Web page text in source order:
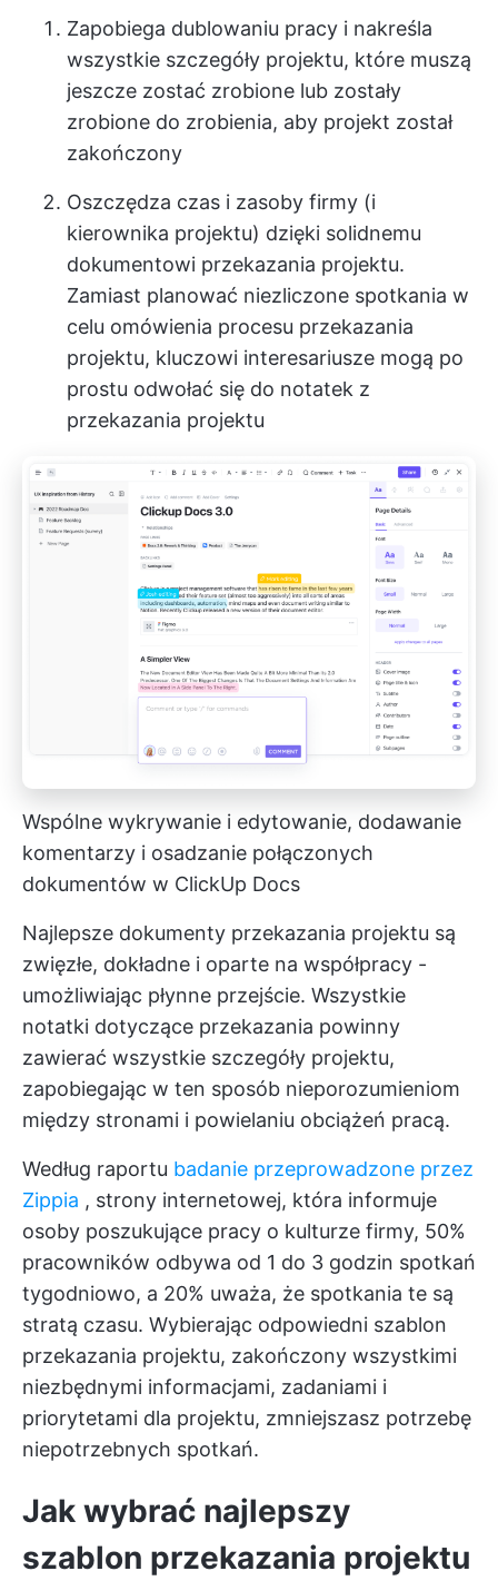
Zapobiega dublowaniu pracy i nakreśla
wszystkie szczegóły projektu, które muszą
jeszcze zostać zrobione lub zostały
zrobione do zrobienia, aby projekt został
zakończony
Oszczędza czas i zasoby firmy (i
kierownika projektu) dzięki solidnemu
dokumentowi przekazania projektu.
Zamiast planować niezliczone spotkania w
celu omówienia procesu przekazania
projektu, kluczowi interesariusze mogą po
prostu odwołać się do notatek z
przekazania projektu
Wspólne wykrywanie i edytowanie, dodawanie
komentarzy i osadzanie połączonych
dokumentów w ClickUp Docs
Najlepsze dokumenty przekazania projektu są
zwięzłe, dokładne i oparte na współpracy -
umożliwiając płynne przejście. Wszystkie
notatki dotyczące przekazania powinny
zawierać wszystkie szczegóły projektu,
zapobiegając w ten sposób nieporozumieniom
między stronami i powielaniu obciążeń pracą.
Według raportu badanie przeprowadzone przez
Zippia , strony internetowej, która informuje
osoby poszukujące pracy o kulturze firmy, 50%
pracowników odbywa od 1 do 3 godzin spotkań
tygodniowo, a 20% uważa, że spotkania te są
stratą czasu. Wybierając odpowiedni szablon
przekazania projektu, zakończony wszystkimi
niezbędnymi informacjami, zadaniami i
priorytetami dla projektu, zmniejszasz potrzebę
niepotrzebnych spotkań.
Jak wybrać najlepszy
szablon przekazania projektu